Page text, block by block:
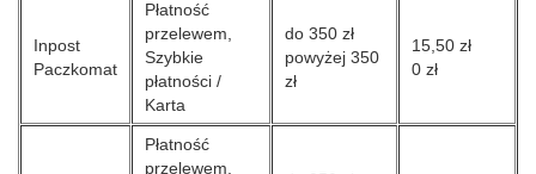
Inpost
Paczkomat
Płatność
przelewem,
Szybkie
płatności /
Karta
do 350 zł
powyżej 350
zł
15,50 zł
0 zł
Płatność
przelewem,